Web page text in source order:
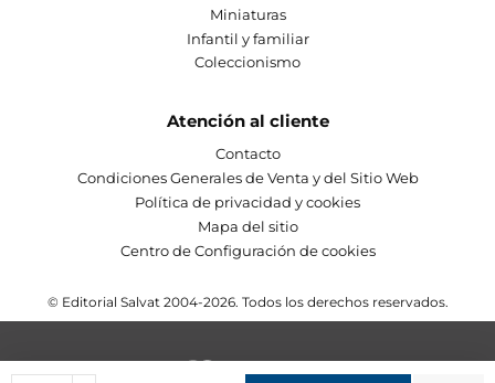
Miniaturas
Infantil y familiar
Coleccionismo
Atención al cliente
Contacto
Condiciones Generales de Venta y del Sitio Web
Política de privacidad y cookies
Mapa del sitio
Centro de Configuración de cookies
© Editorial Salvat 2004-2026. Todos los derechos reservados.